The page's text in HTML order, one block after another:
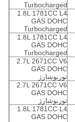
Turbocharged
1.8L 1781CC L4
GAS DOHC
Turbocharged
1.8L 1781CC L4
GAS DOHC
Turbocharged
2.7L 2671CC V6
GAS DOHC
توربوشارژ
2.7L 2671CC V6
GAS DOHC
توربوشارژ
1.8L 1781CC L4
GAS DOHC